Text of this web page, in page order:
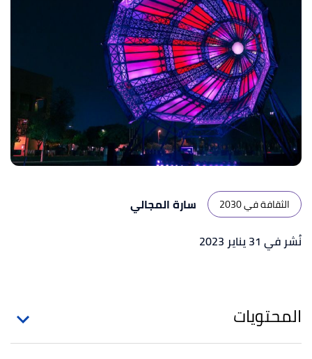
الثقافة في 2030
سارة المجالي
نُشر في 31 يناير 2023
المحتويات